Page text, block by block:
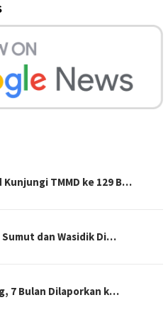
Kunjungi TMMD ke 129 B…
Sumut dan Wasidik Di…
7 Bulan Dilaporkan k…